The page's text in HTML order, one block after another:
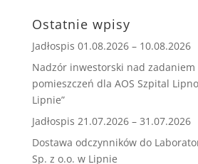
Ostatnie wpisy
Jadłospis 01.08.2026 – 10.08.2026
Nadzór inwestorski nad zadaniem
pomieszczeń dla AOS Szpital
Lipnie”
Jadłospis 21.07.2026 – 31.07.2026
Dostawa odczynników do
Sp. z o.o. w Lipnie